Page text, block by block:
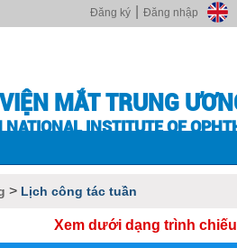
Đăng nhập
Đăng ký
MẮT TRUNG
NATIONAL INSTITUTE OF
> Lịch công tác tuần
Xem dưới dạng trình chiếu